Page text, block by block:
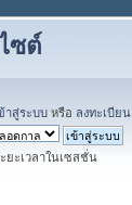
ซต์
าสู่ระบบ หรือ ลงทะเบียน
ยะเวลาในเซสชั่น